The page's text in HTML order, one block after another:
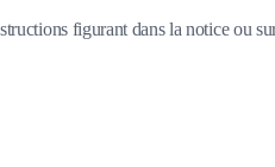
figurant dans la notice ou